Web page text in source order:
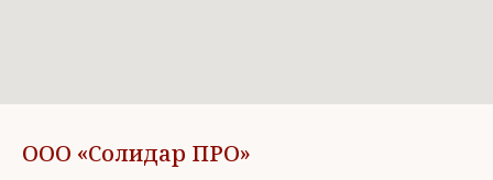
ООО «Солидар ПРО»